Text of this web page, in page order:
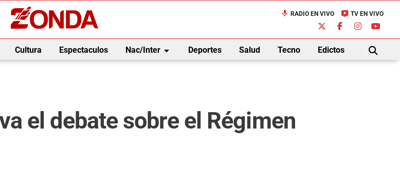
mic RADIO EN VIVO live_tv TV EN VIVO
Cultura Espectaculos Nac/Interarrow_drop_down Deportes Salud Tecno Edictos
BUSCAR
el debate sobre el Régimen